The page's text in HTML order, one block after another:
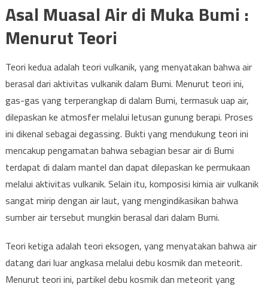
Asal Muasal Air di Muka Bumi :
Menurut Teori
Teori kedua adalah teori vulkanik, yang menyatakan bahwa air
berasal dari aktivitas vulkanik dalam Bumi. Menurut teori ini,
gas-gas yang terperangkap di dalam Bumi, termasuk uap air,
dilepaskan ke atmosfer melalui letusan gunung berapi. Proses
ini dikenal sebagai degassing. Bukti yang mendukung teori ini
mencakup pengamatan bahwa sebagian besar air di Bumi
terdapat di dalam mantel dan dapat dilepaskan ke permukaan
melalui aktivitas vulkanik. Selain itu, komposisi kimia air vulkanik
sangat mirip dengan air laut, yang mengindikasikan bahwa
sumber air tersebut mungkin berasal dari dalam Bumi.
Teori ketiga adalah teori eksogen, yang menyatakan bahwa air
datang dari luar angkasa melalui debu kosmik dan meteorit.
Menurut teori ini, partikel debu kosmik dan meteorit yang